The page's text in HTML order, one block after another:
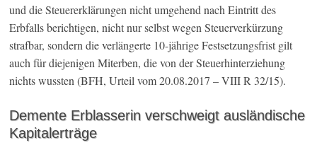
und die Steuererklärungen nicht umgehend nach Eintritt des
Erbfalls berichtigen, nicht nur selbst wegen Steuerverkürzung
strafbar, sondern die verlängerte 10-jährige Festsetzungsfrist gilt
auch für diejenigen Miterben, die von der Steuerhinterziehung
nichts wussten (BFH, Urteil vom 20.08.2017 – VIII R 32/15).
Demente Erblasserin verschweigt ausländische
Kapitalerträge